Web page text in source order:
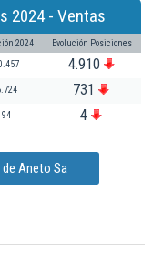
2024 - Ventas
2024 Evolución Posiciones
4.910
731
94 4
Aneto Sa